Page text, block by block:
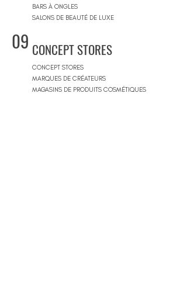
BARS À ONGLES
SALONS DE BEAUTÉ DE LUXE
09 CONCEPT STORES
CONCEPT STORES
MARQUES DE CRÉATEURS
MAGASINS DE PRODUITS COSMÉTIQUES